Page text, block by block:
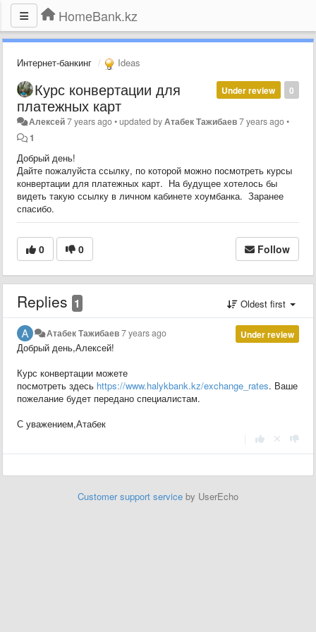
HomeBank.kz
Интернет-банкинг Ideas
0
Under review
Курс конвертации для
платежных карт
Алексей7 years ago•updated byАтабек Тажибаев7 years ago•
1
Добрый день!
Дайте пожалуйста ссылку, по которой можно посмотреть курсы
конвертации для платежных карт. На будущее хотелось бы
видеть такую ссылку в личном кабинете хоумбанка. Заранее
спасибо.
0 0 Follow
Replies 1 Oldest first
Under review
Атабек Тажибаев7 years ago
Добрый день,Алексей!
Курс конвертации можете
посмотреть здесь https://www.halykbank.kz/exchange_rates. Ваше
пожелание будет передано специалистам.
С уважением,Атабек
Customer support service by UserEcho